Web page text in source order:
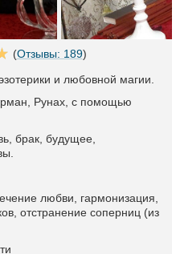
(Отзывы: 189)
и любовной магии.
Рунах, с помощью
брак, будущее,
любви, гармонизация,
отстранение соперниц (из